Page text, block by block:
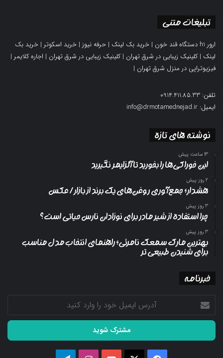
تبلیغات متنی
ارور h1 دستگاه قند خون | خرید بک لینک | حرفه نیوز | خرید اسکوتر | خرید بک
لینک |کلینیک زیبایی در شرق تهران |کلینیک زیبایی در شرق تهران | اجاره کلایمر |
فیزیوتراپی در منزل شرق تهران |
تلفن: 0914.411.85.33
ایمیل: info@drmotamednejad.ir
نوشته های تازه
13 ساعت پیش
این خوراکی‌ها را بخورید تا آلزایمر نگیرید
2 روز پیش
هشدار؛ جمع‌آوری روغن‌های یک برند از بازار/ عکس
3 روز پیش
چرا استفاده از شیر مادر برای نوزادان نارس حیاتی است؟
3 روز پیش
بهترین مارک سمعک نامرئی؛ راهنمای انتخاب مدل مناسب
برای شنیدن طبیعی تر
خبرنامه
آدرس
ایمیل
خود
وارد